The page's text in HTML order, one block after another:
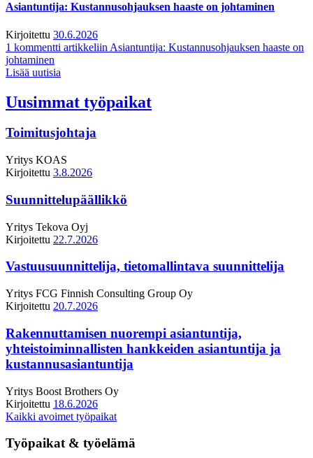
Asiantuntija: Kustannusohjauksen haaste on johtaminen
Kirjoitettu 30.6.2026
1 kommentti artikkeliin Asiantuntija: Kustannusohjauksen haaste on
johtaminen
Lisää uutisia
Uusimmat työpaikat
Toimitusjohtaja
Yritys KOAS
Kirjoitettu 3.8.2026
Suunnittelupäällikkö
Yritys Tekova Oyj
Kirjoitettu 22.7.2026
Vastuusuunnittelija, tietomallintava suunnittelija
Yritys FCG Finnish Consulting Group Oy
Kirjoitettu 20.7.2026
Rakennuttamisen nuorempi asiantuntija,
yhteistoiminnallisten hankkeiden asiantuntija ja
kustannusasiantuntija
Yritys Boost Brothers Oy
Kirjoitettu 18.6.2026
Kaikki avoimet työpaikat
Työpaikat & työelämä